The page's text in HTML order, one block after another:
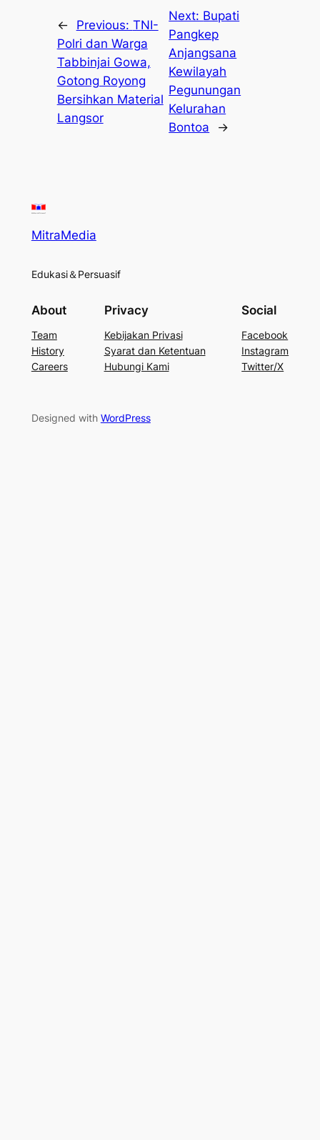
← Previous: TNI-
Polri dan Warga
Tabbinjai Gowa,
Gotong Royong
Bersihkan Material
Langsor
Next: Bupati
Pangkep
Anjangsana
Kewilayah
Pegunungan
Kelurahan
Bontoa
→
MitraMedia
Edukasi＆Persuasif
About
Team
History
Careers
Privacy
Kebijakan Privasi
Syarat dan Ketentuan
Hubungi Kami
Social
Facebook
Instagram
Twitter/X
Designed with WordPress